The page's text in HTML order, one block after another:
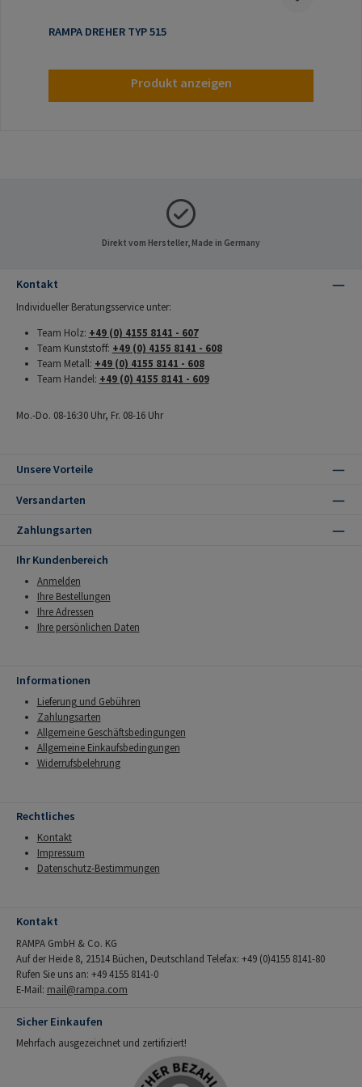
RAMPA DREHER TYP 515
Produkt anzeigen
Direkt vom Hersteller, Made in Germany
Kontakt
Individueller Beratungsservice unter:
Team Holz: +49 (0) 4155 8141 - 607
Team Kunststoff: +49 (0) 4155 8141 - 608
Team Metall: +49 (0) 4155 8141 - 608
Team Handel: +49 (0) 4155 8141 - 609
Mo.-Do. 08-16:30 Uhr, Fr. 08-16 Uhr
Unsere Vorteile
Versandarten
Zahlungsarten
Ihr Kundenbereich
Anmelden
Ihre Bestellungen
Ihre Adressen
Ihre persönlichen Daten
Informationen
Lieferung und Gebühren
Zahlungsarten
Allgemeine Geschäftsbedingungen
Allgemeine Einkaufsbedingungen
Widerrufsbelehrung
Rechtliches
Kontakt
Impressum
Datenschutz-Bestimmungen
Kontakt
RAMPA GmbH & Co. KG
Auf der Heide 8, 21514 Büchen, Deutschland Telefax: +49 (0)4155 8141-80
Rufen Sie uns an: +49 4155 8141-0
E-Mail: mail@rampa.com
Sicher Einkaufen
Mehrfach ausgezeichnet und zertifiziert!